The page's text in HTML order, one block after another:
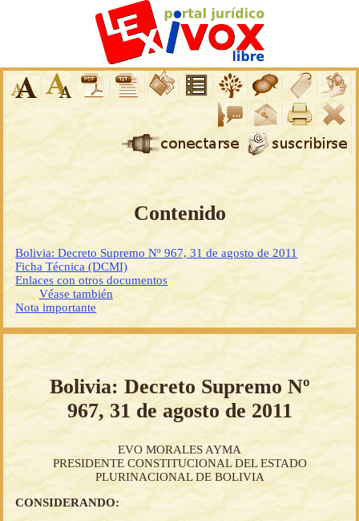
Contenido
Bolivia: Decreto Supremo Nº 967, 31 de agosto de 2011
Ficha Técnica (DCMI)
Enlaces con otros documentos
Véase también
Nota importante
Bolivia: Decreto Supremo Nº
967, 31 de agosto de 2011
EVO MORALES AYMA
PRESIDENTE CONSTITUCIONAL DEL ESTADO
PLURINACIONAL DE BOLIVIA
CONSIDERANDO: